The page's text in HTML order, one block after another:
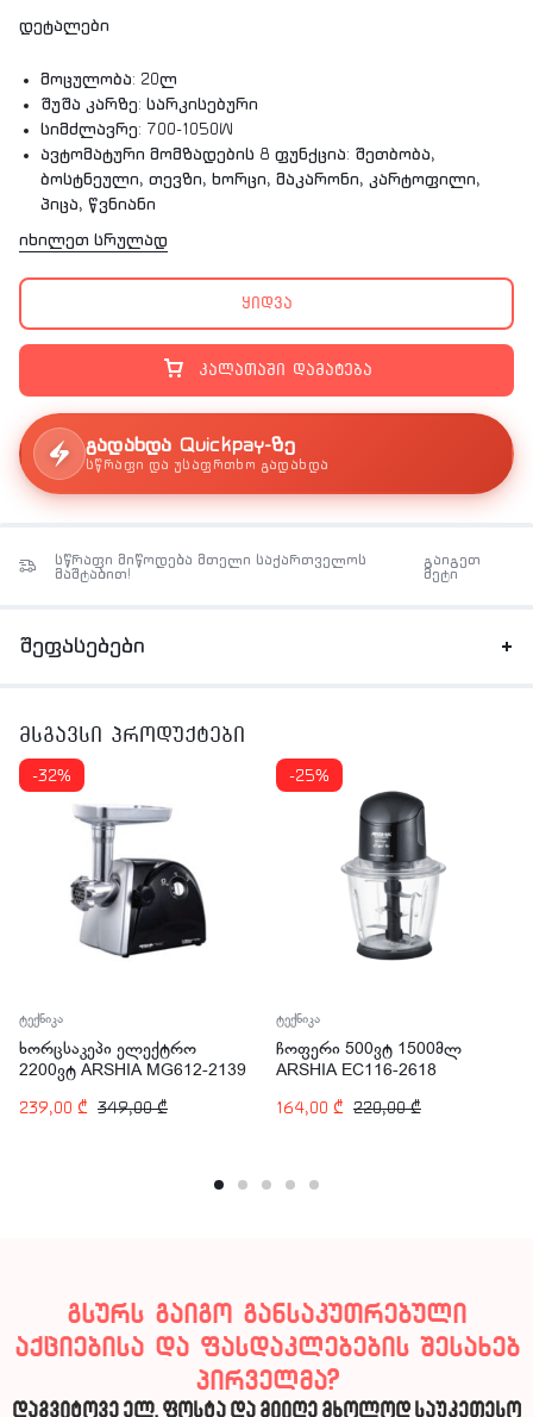
დეტალები
მოცულობა: 20ლ
შუშა კარზე: სარკისებური
სიმძლავრე: 700-1050W
ავტომატური მომზადების 8 ფუნქცია: შეთბობა,
ბოსტნეული, თევზი, ხორცი, მაკარონი, კარტოფილი,
პიცა, წვნიანი
440*336*259
იხილეთ სრულად
კალათაში დამატება
ყიდვა
გადახდა Quickpay-ზე
სწრაფი და უსაფრთხო გადახდა
სწრაფი მიწოდება მთელი საქართველოს
მაშტაბით!
გაიგეთ
მეტი
შეფასებები
მსგავსი პროდუქტები
-32%
ტექნიკა
ხორცსაკეპი ელექტრო
2200ვტ ARSHIA MG612-2139
239,00 ₾ 349,00₾
-25%
ტექნიკა
ჩოფერი 500ვტ 1500მლ
ARSHIA EC116-2618
164,00 ₾ 220,00₾
გსურს გაიგო განსაკუთრებული
აქციებისა და ფასდაკლებების შესახებ
პირველმა?
დაგვიტოვე ელ. ფოსტა და მიიღე მხოლოდ საუკეთესო